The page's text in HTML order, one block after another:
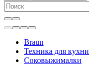
Braun
Техника для кухни
Соковыжималки